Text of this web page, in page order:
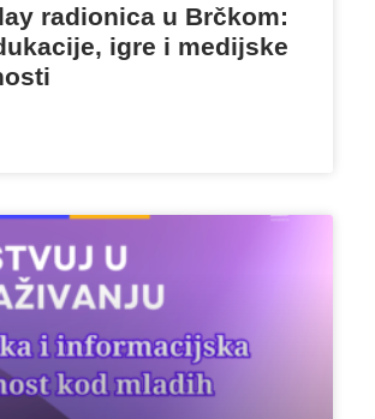
radionica u Brčkom:
igre i medijske